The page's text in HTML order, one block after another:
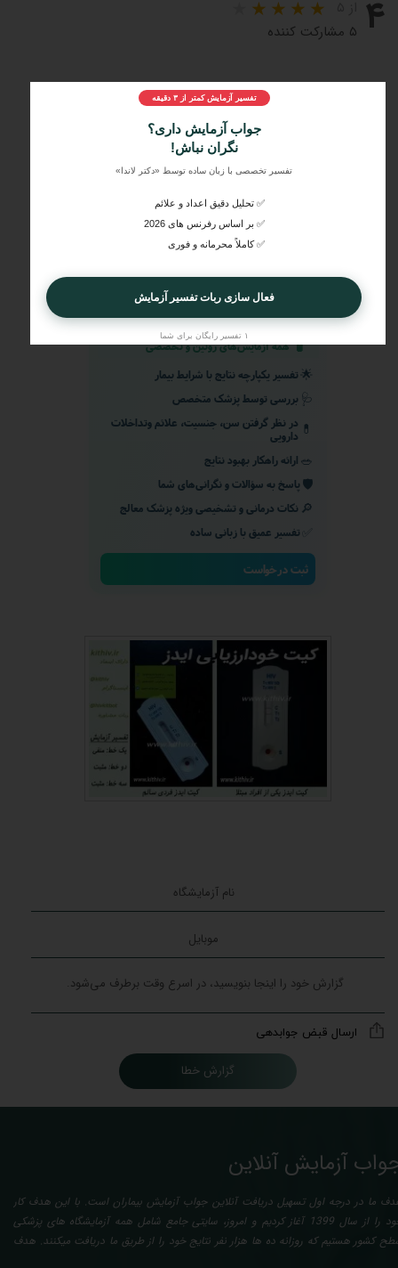
۴ ۵ مشارکت کننده
مراحل و چرایی دریافت تفسیر دکتر لاندا
2️⃣
🧪 همه آزمایش‌های روتین و تخصصی
🌟 تفسیر یکپارچه نتایج با شرایط بیمار
🩺 بررسی توسط پزشک متخصص
💊 در نظر گرفتن سن، جنسیت، علائم وتداخلات
دارویی
🥗 ارائه راهکار بهبود نتایج
🛡️ پاسخ به سؤالات و نگرانی‌های شما
🔎 نکات درمانی و تشخیصی ویژه پزشک معالج
تفسیر عمیق با زبانی ساده
ثبت درخواست
گزارش خطا
ارسال قبض جوابدهی
آزمایش آنلاین
ما در درجه اول تسهیل دریافت آنلاین جواب آزمایش بیماران است. با این هدف کار
خود را از سال 1399 آغاز کردیم و امروز، سایتی جامع شامل همه آزمایشگاه های پزشکی
کشور هستیم که روزانه ده ها هزار نفر نتایج خود را از طریق ما دریافت میکنند. هدف
تفسیر آزمایش کمتر از ۳ دقیقه
جواب آزمایش داری؟
نگران نباش!
تفسیر تخصصی با زبان ساده توسط «دکتر لاندا»
✅ تحلیل دقیق اعداد و علائم
✅ بر اساس رفرنس های 2026
✅ کاملاً محرمانه و فوری
فعال سازی ربات تفسیر آزمایش
۱ تفسیر رایگان برای شما